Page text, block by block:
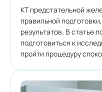
КТ предстательной
правильной
результатов. В статье
подготовиться к
пройти процедуру